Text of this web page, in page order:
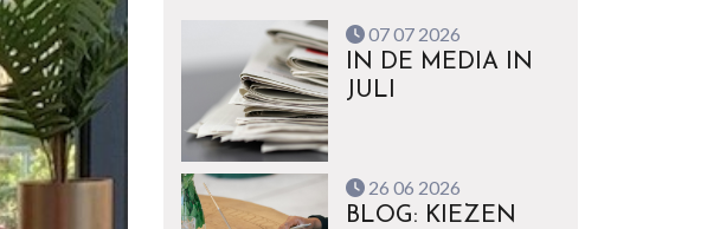
07 07 2026
IN DE MEDIA IN
JULI
26 06 2026
BLOG: KIEZEN